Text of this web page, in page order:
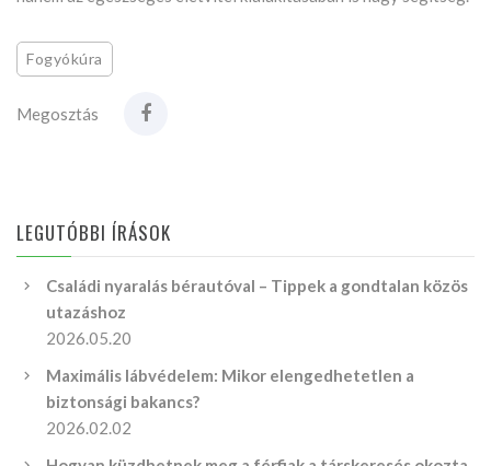
Fogyókúra
Megosztás
LEGUTÓBBI ÍRÁSOK
Családi nyaralás bérautóval – Tippek a gondtalan közös
utazáshoz
2026.05.20
Maximális lábvédelem: Mikor elengedhetetlen a
biztonsági bakancs?
2026.02.02